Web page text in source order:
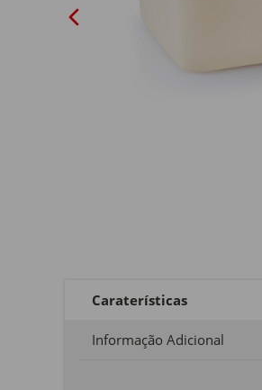
Caraterísticas
Informação Adicional